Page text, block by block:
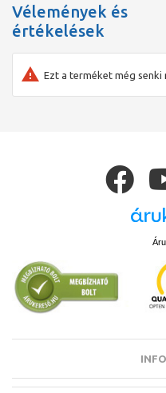
Vélemények és
értékelések
Ezt a terméket még senki